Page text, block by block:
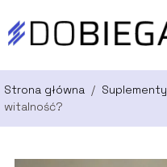
Strona główna / Suplementy
witalność?